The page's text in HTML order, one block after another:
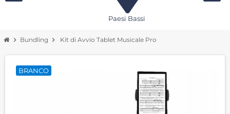
Paesi Bassi
chevron_right Bundling chevron_right Kit di Avvio Tablet Musicale Pro
BRANCO